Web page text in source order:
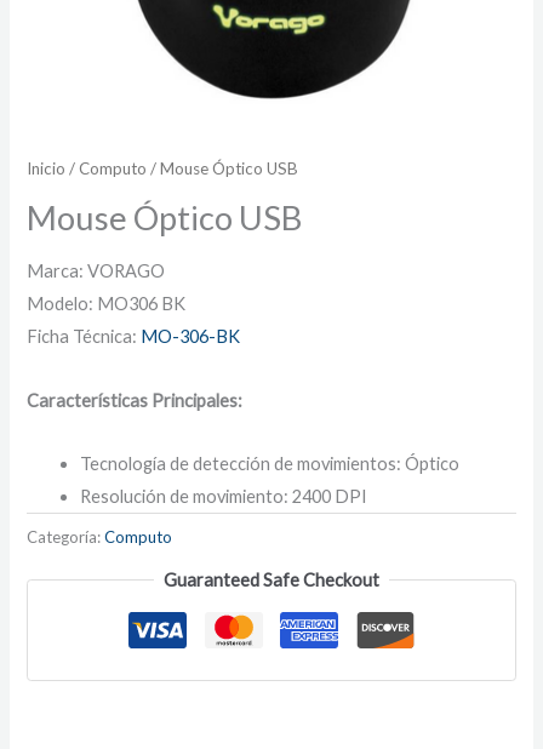
Inicio / Computo / Mouse Óptico USB
Mouse Óptico USB
Marca: VORAGO
Modelo: MO306 BK
Ficha Técnica: MO-306-BK
Características Principales:
Tecnología de detección de movimientos: Óptico
Resolución de movimiento: 2400 DPI
Categoría:Computo
Guaranteed Safe Checkout